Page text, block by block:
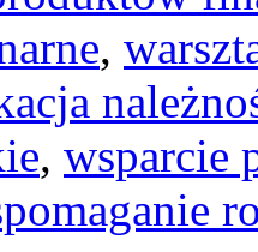
,
, wsparcie